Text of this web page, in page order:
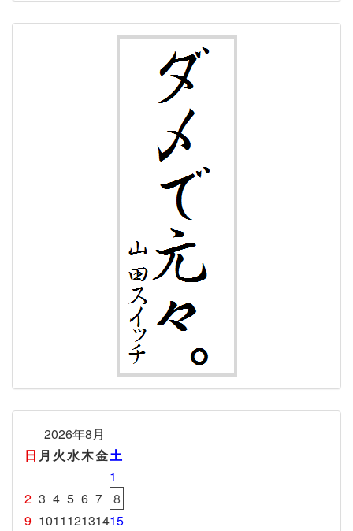
2026年8月
日 月 火水木金土
1
2 3 4 5 6 7
8
9 101112131415